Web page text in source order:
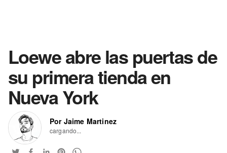
Loewe abre las puertas de
su primera tienda en
Nueva York
Por Jaime Martinez
cargando...